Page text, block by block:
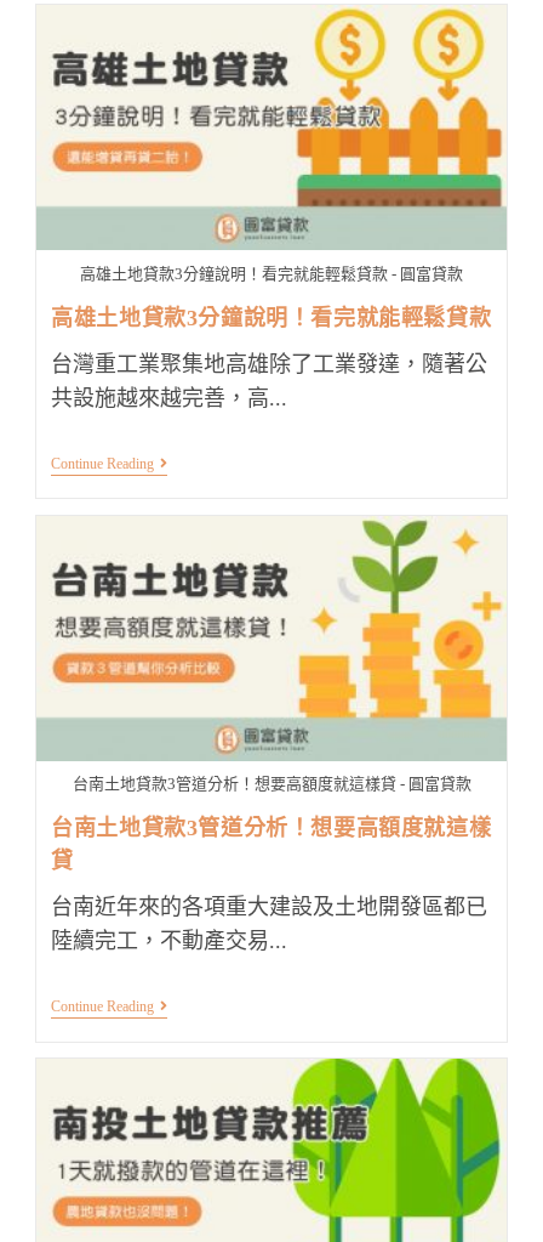
款
輕
鬆
貸！
最
快
1
取
筆
資
金
高雄土地貸款3分鐘說明！看完就能輕鬆貸款 - 圓富貸款
高雄土地貸款3分鐘說明！看完就能輕鬆貸款
台灣重工業聚集地高雄除了工業發達，隨著公
共設施越來越完善，高...
Continue Reading高
款
3
分
鐘
說
明！
看
就
鬆
貸
款
台南土地貸款3管道分析！想要高額度就這樣貸 - 圓富貸款
台南土地貸款3管道分析！想要高額度就這樣
貸
台南近年來的各項重大建設及土地開發區都已
陸續完工，不動產交易...
Continue Reading台
款
3
管
道
分
析！
想